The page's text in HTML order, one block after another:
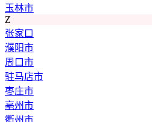
玉林市
Z
张家口
濮阳市
周口市
驻马店市
枣庄市
亳州市